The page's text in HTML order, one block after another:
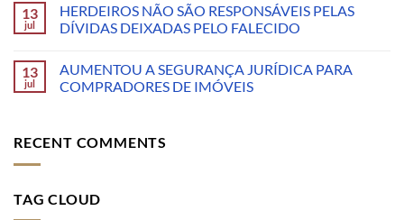
13
jul
HERDEIROS NÃO SÃO RESPONSÁVEIS PELAS
DÍVIDAS DEIXADAS PELO FALECIDO
13
jul
AUMENTOU A SEGURANÇA JURÍDICA PARA
COMPRADORES DE IMÓVEIS
RECENT COMMENTS
TAG CLOUD